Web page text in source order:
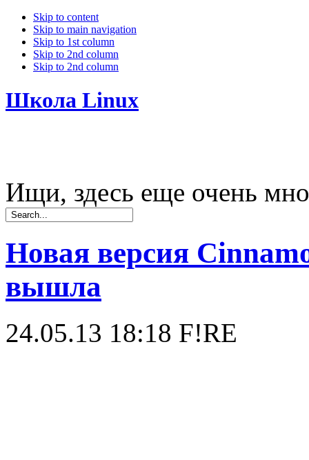
Skip to content
Skip to main navigation
Skip to 1st column
Skip to 2nd column
Skip to 2nd column
Школа Linux
Ищи, здесь еще очень
Новая версия
вышла
24.05.13 18:18 F!RE